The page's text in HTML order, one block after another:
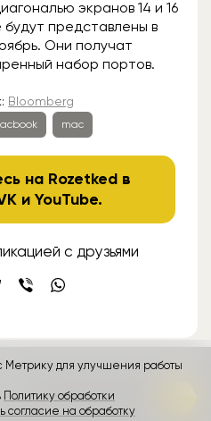
экранов 14 и 16
представлены в
Они получат
набор портов.
Bloomberg
mac
на Rozetked в
иYouTube.
с друзьями
Метрику для улучшения работы
Политику обработки
на обработку